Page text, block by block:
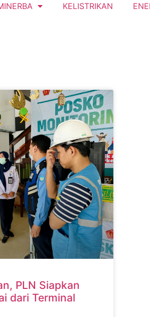
KELISTRIKAN
PLN Siapkan
dari Terminal